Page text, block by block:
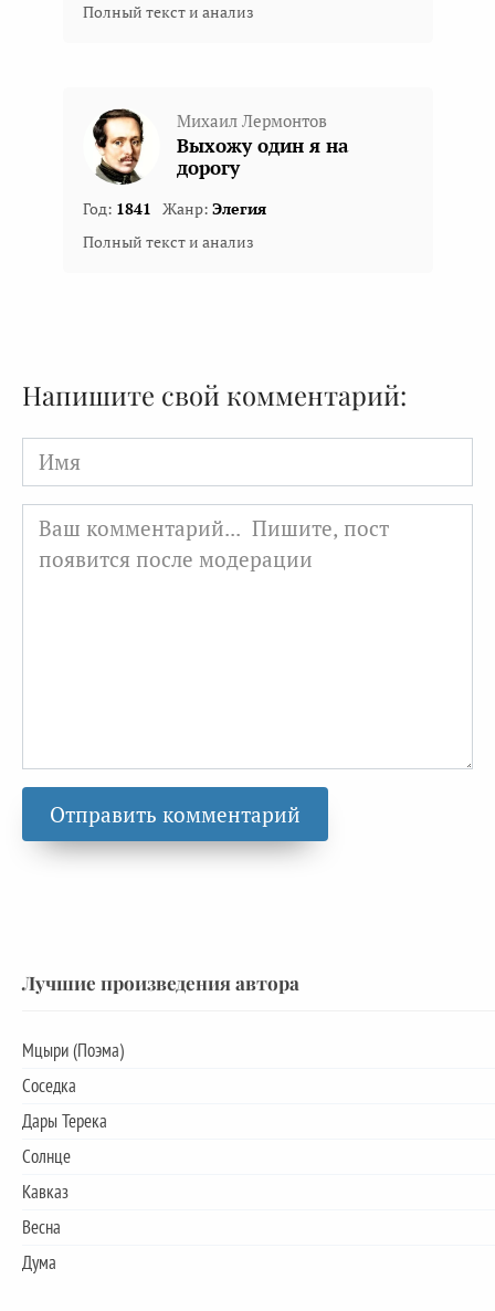
Полный текст и анализ
Михаил Лермонтов
Выхожу один я на
дорогу
Год: 1841 Жанр: Элегия
Полный текст и анализ
Напишите свой комментарий:
Имя
Лучшие произведения автора
Мцыри (Поэма)
Соседка
Дары Терека
Солнце
Кавказ
Весна
Дума